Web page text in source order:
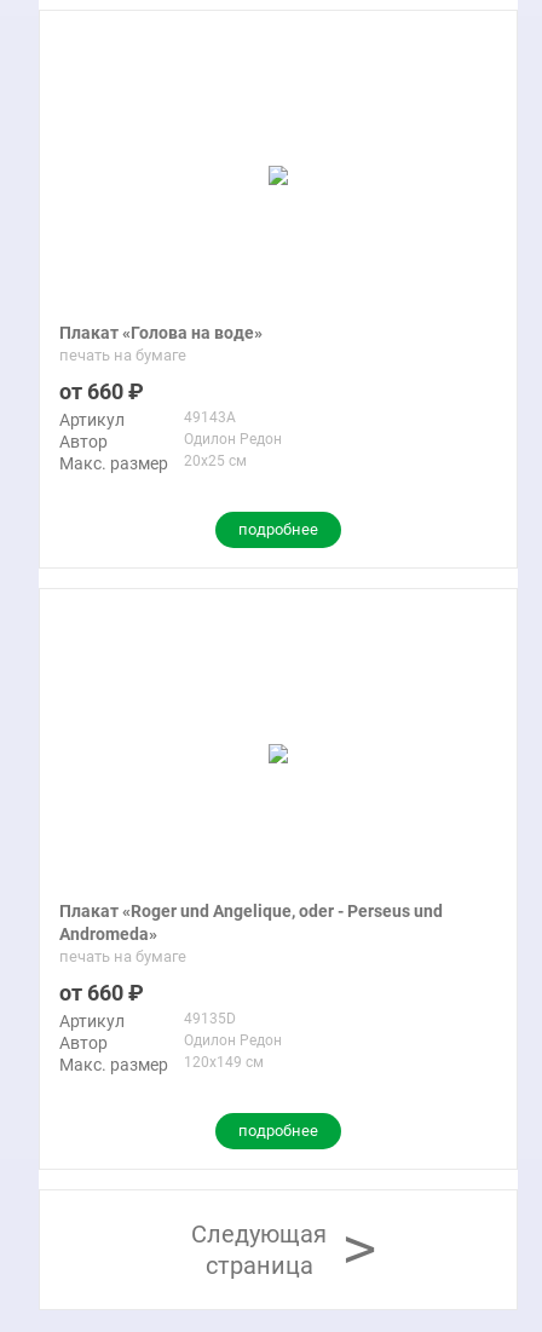
Плакат «Голова на воде»
печать на бумаге
660
Артикул 49143A
Автор Одилон Редон
Макс. размер 20x25 см
подробнее
Плакат «Roger und Angelique, oder - Perseus und
Andromeda»
печать на бумаге
660
Артикул 49135D
Автор Одилон Редон
Макс. размер 120x149 см
подробнее
Следующая
страница
>